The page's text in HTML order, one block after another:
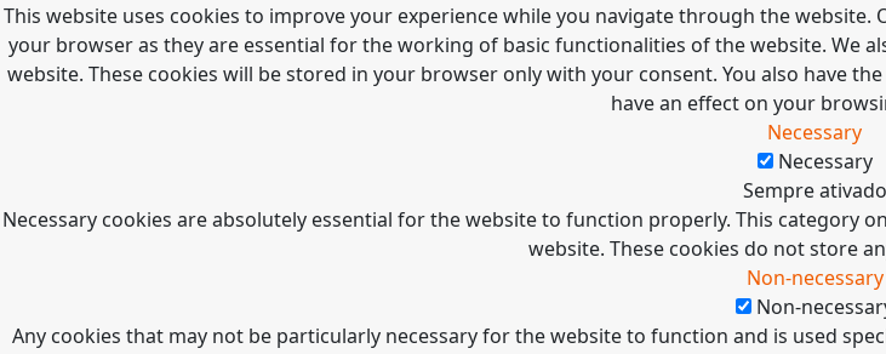
This website uses cookies to improve your experience while you navigate through the
your browser as they are essential for the working of basic functionalities of the website. We
website. These cookies will be stored in your browser only with your consent. You also have
have an effect on your
Necessary
Necessary
Sempre ativado
Necessary cookies are absolutely essential for the website to function properly. This category
website. These cookies do not store
Non-necessary
Non-
Any cookies that may not be particularly necessary for the website to function and is used